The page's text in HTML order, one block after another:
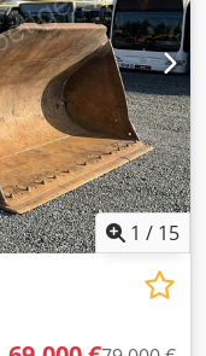
1 / 15